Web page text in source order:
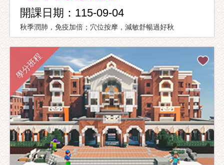
開課日期：115-09-04
秋季潤肺，免疫加倍；穴位按摩，減敏舒暢過好秋
學分班程